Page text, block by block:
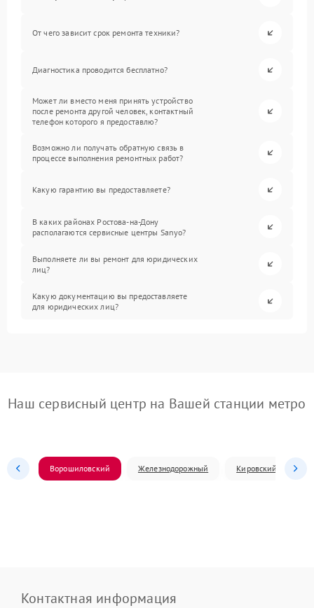
От чего зависит срок ремонта техники?
Диагностика проводится бесплатно?
Может ли вместо меня принять устройство
после ремонта другой человек, контактный
телефон которого я предоставлю?
Возможно ли получать обратную связь в
процессе выполнения ремонтных работ?
Какую гарантию вы предоставляете?
В каких районах Ростова-на-Дону
располагаются сервисные центры Sanyo?
Выполняете ли вы ремонт для юридических
лиц?
Какую документацию вы предоставляете
для юридических лиц?
Наш сервисный центр на Вашей станции метро
Ворошиловский Железнодорожный Кировский
Контактная информация